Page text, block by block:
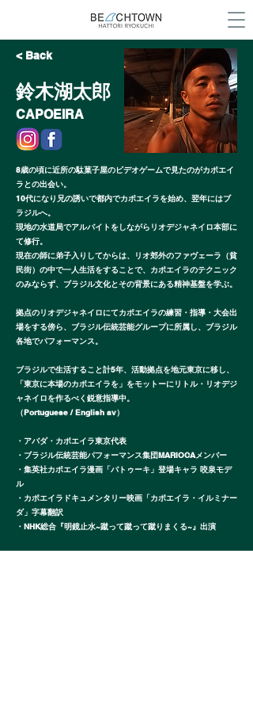
< Back
鈴木湖太郎
CAPOEIRA
8歳の頃に近所の駄菓子屋のビデオゲームで見たのがカポエイ
ラとの出会い。
10代になり兄の誘いで都内でカポエイラを始め、翌年にはブ
ラジルへ。
現地の水道局でアルバイトをしながらリオデジャネイロ本部に
て修行。
現在の師に弟子入りしてからは、リオ郊外のファヴェーラ（貧
民街）の中で一人生活をすることで、カポエイラのテクニック
のみならず、ブラジル文化とその背景にある精神基盤を学ぶ。
拠点のリオデジャネイロにてカポエイラの練習・指導・大会出
場をする傍ら、ブラジル伝統芸能グループに所属し、ブラジル
各地でパフォーマンス。
ブラジルで生活すること計5年、活動拠点を地元東京に移し、
「東京に本場のカポエイラを」をモットーにリトル・リオデジ
ャネイロを作るべく鋭意指導中。
（Portuguese / English av）
・アバダ・カポエイラ東京代表
・ブラジル伝統芸能パフォーマンス集団MARIOCAメンバー
・集英社カポエイラ漫画「バトゥーキ」登場キャラ 咬泉モデ
ル
・カポエイラドキュメンタリー映画「カポエイラ・イルミナー
ダ」字幕翻訳
・NHK総合『明鏡止水~蹴って蹴って蹴りまくる~』出演